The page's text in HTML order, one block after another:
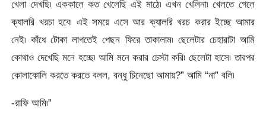
খেলা দেখছি৷ এককালে কত খেলেছি এই মাঠে৷ এখন খেলিনা৷ খেলতে গেলে
ক্যালরি খরচা হবে৷ এই সময়ে এসে আর ক্যালরি খরচ করার ইচ্ছে আমার
নেই৷ কাঁধে টোকা লাগতেই পেছন ফিরে তাকালাম৷ ছেলেটার চেহারাটা আমি
কোথাও দেখেছি মনে হচ্ছে৷ আমি মনে করার চেস্টা করি৷ ছেলেটা হাসে৷ তারপর
কোলাকোলি করতে করতে বলল, বন্ধু চিনেছো আমায়?” আমি “না” বলি৷
-রাফি আমি৷”